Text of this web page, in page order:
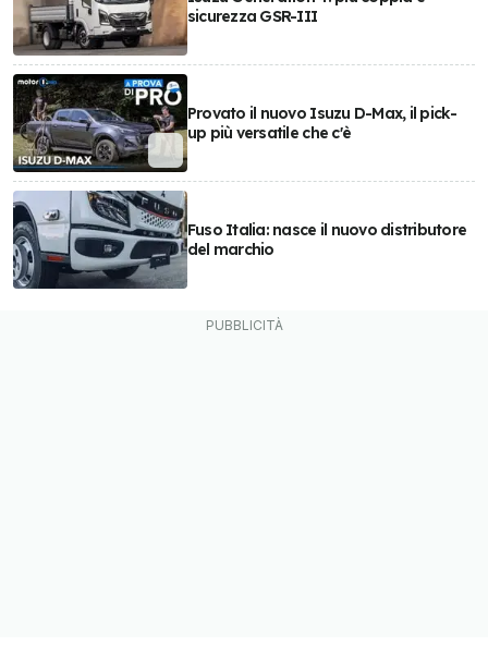
sicurezza GSR-III
Provato il nuovo Isuzu D-Max, il pick-
up più versatile che c'è
Fuso Italia: nasce il nuovo distributore
del marchio